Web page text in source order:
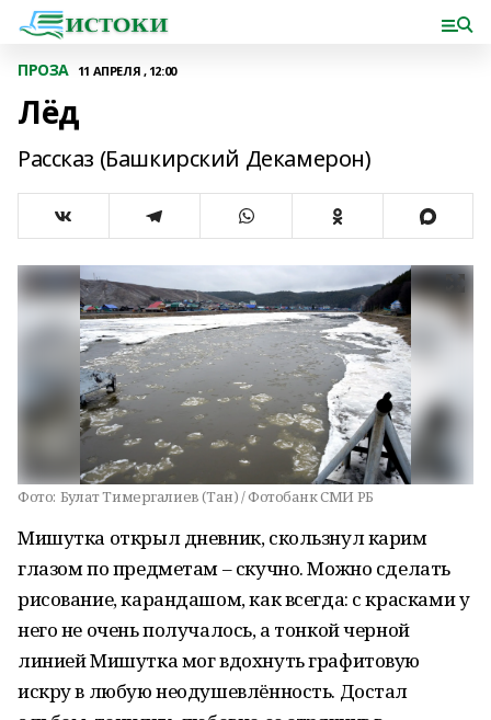
ПРОЗА 11 АПРЕЛЯ , 12:00
Лёд
Рассказ (Башкирский Декамерон)
Фото: Булат Тимергалиев (Тан) / Фотобанк СМИ РБ
Мишутка открыл дневник, скользнул карим
глазом по предметам – скучно. Можно сделать
рисование, карандашом, как всегда: с красками у
него не очень получалось, а тонкой черной
линией Мишутка мог вдохнуть графитовую
искру в любую неодушевлённость. Достал